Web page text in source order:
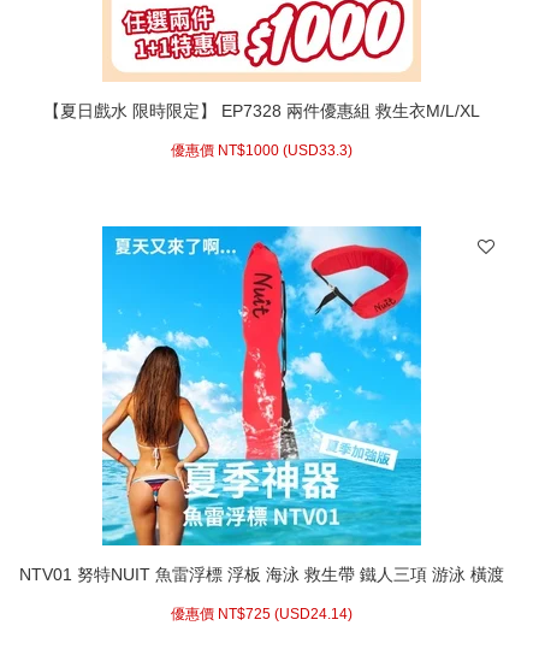
【夏日戲水 限時限定】 EP7328 兩件優惠組 救生衣M/L/XL
優惠價 NT$1000 (USD33.3)
NTV01 努特NUIT 魚雷浮標 浮板 海泳 救生帶 鐵人三項 游泳 橫渡
優惠價 NT$725 (USD24.14)